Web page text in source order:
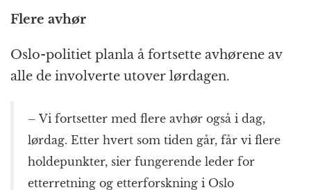
Flere avhør
Oslo-politiet planla å fortsette avhørene av
alle de involverte utover lørdagen.
– Vi fortsetter med flere avhør også i dag,
lørdag. Etter hvert som tiden går, får vi flere
holdepunkter, sier fungerende leder for
etterretning og etterforskning i Oslo